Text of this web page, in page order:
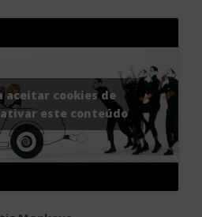
aceitar cookies de
este conteúdo